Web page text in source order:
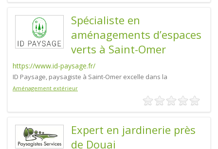
Spécialiste en
aménagements d’espaces
verts à Saint-Omer
https://www.id-paysage.fr/
ID Paysage, paysagiste à Saint-Omer excelle dans la
Aménagement extérieur
Expert en jardinerie près
de Douai